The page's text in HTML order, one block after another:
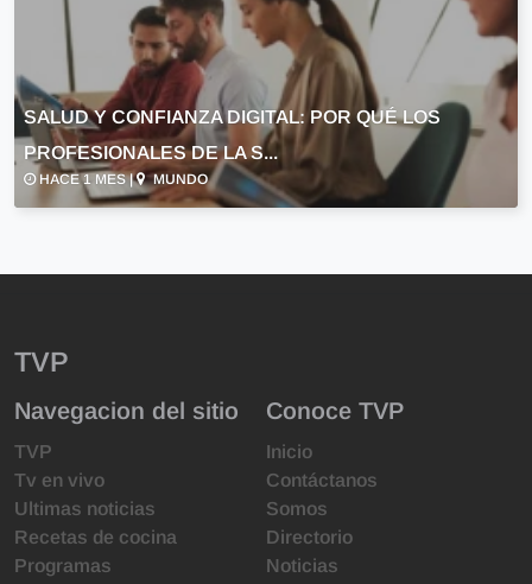
SALUD Y CONFIANZA DIGITAL: POR QUÉ LOS
PROFESIONALES DE LA S...
HACE 1 MES | MUNDO
TVP
Navegacion del sitio
TVP
Tv en vivo
Ultimas noticias
Recetas de cocina
Programas
Conoce TVP
Inicio
Contáctanos
Somos
Directorio
Noticias